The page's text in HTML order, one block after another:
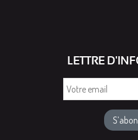
LETTRE